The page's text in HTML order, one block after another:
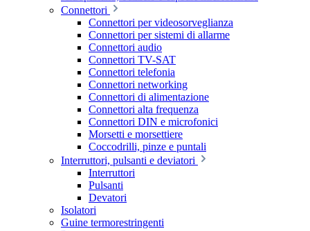
Connettori
Connettori per videosorveglianza
Connettori per sistemi di allarme
Connettori audio
Connettori TV-SAT
Connettori telefonia
Connettori networking
Connettori di alimentazione
Connettori alta frequenza
Connettori DIN e microfonici
Morsetti e morsettiere
Coccodrilli, pinze e puntali
Interruttori, pulsanti e deviatori
Interruttori
Pulsanti
Devatori
Isolatori
Guine termorestringenti